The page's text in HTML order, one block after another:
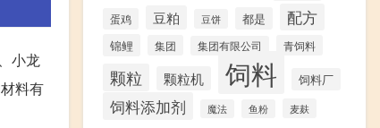
小龙
料有
蛋鸡 豆粕 豆饼 都是 配方
锦鲤 集团 集团有限公司 青饲料
颗粒 颗粒机 饲料 饲料厂
饲料添加剂 魔法 鱼粉 麦麸